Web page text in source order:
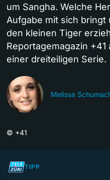
um Sangha. Welche
Aufgabe mit sich
den kleinen Tiger
Reportagemagazin
einer dreiteiligen Serie.
Melissa
© +41
TIPP